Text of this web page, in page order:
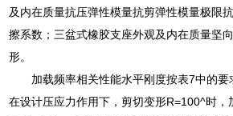
及内在质量抗压弹性模量抗剪弹性模量极限
擦系数；三盆式橡胶支座外观及内在质量坚
形。
加载频率相关性能水平刚度按表7中的
在设计压应力作用下，剪切变形R=100^时，